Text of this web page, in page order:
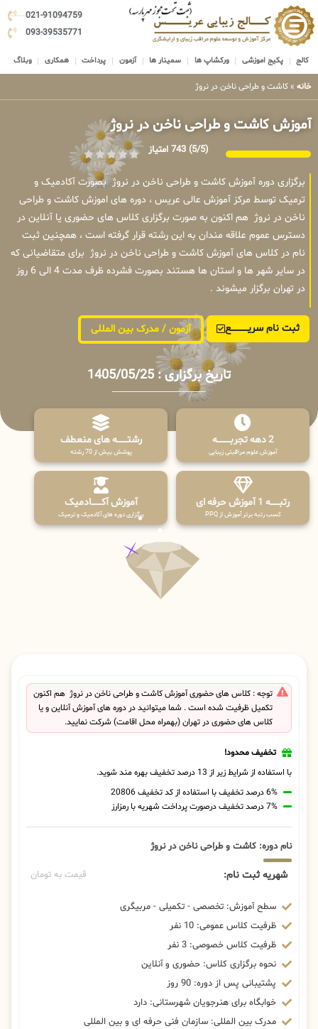
021-91094759
093-39535771
کالج پکیج اموزشی ورکشاپ ها سمینار ها آزمون پرداخت همکاری وبلاگ
خانه » کاشت و طراحی ناخن در نروژ
آموزش کاشت و طراحی ناخن در نروژ
(5/5) 743 امتیاز
برگزاری دوره آموزش کاشت و طراحی ناخن در نروژ بصورت آکادمیک و
ترمیک توسط مرکز آموزش عالی عریس ، دوره های اموزش کاشت و طراحی
ناخن در نروژ هم اکنون به صورت برگزاری کلاس های حضوری یا آنلاین در
دسترس عموم علاقه مندان به این رشته قرار گرفته است ، همچنین ثبت
نام در کلاس های آموزش کاشت و طراحی ناخن در نروژ برای متقاضیانی که
در سایر شهر ها و استان ها هستند بصورت فشرده ظرف مدت 4 الی 6 روز
در تهران برگزار میشوند .
ثبت نام سریــــــــــــع آزمون / مدرک بین المللی
تاریخ برگزاری : 1405/05/25
2 دهه تجربـــــــــه
آموزش علوم مراقبتی زیبایی
رشتـــــــه های منعطف
پوشش بیش از 70 رشته
رتبــــــه 1 آموزش حرفه ای
کسب رتبه برتر آموزش از PPQ
آموزش آکـــــــادمیک
برگزاری دوره های آکادمیک و ترمیک
توجه : کلاس های حضوری آموزش کاشت و طراحی ناخن در نروژ هم اکنون
تکمیل ظرفیت شده است . شما میتوانید در دوره های آموزش آنلاین و یا
کلاس های حضوری در تهران (بهمراه محل اقامت) شرکت نمایید.
تخفیف محدود!
با استفاده از شرایط زیر از 13 درصد تخفیف بهره مند شوید.
6% درصد تخفیف با استفاده از کد تخفیف 20806
7% درصد تخفیف درصورت پرداخت شهریه با رمزارز
نام دوره: کاشت و طراحی ناخن در نروژ
شهریه ثبت نام: قیمت به تومان
سطح آموزش: تخصصی - تکمیلی - مربیگری
ظرفیت کلاس عمومی: 10 نفر
ظرفیت کلاس خصوصی: 3 نفر
نحوه برگزاری کلاس: حضوری و آنلاین
پشتیبانی پس از دوره: 90 روز
خوابگاه برای هنرجویان شهرستانی: دارد
مدرک بین المللی: سازمان فنی حرفه ای و بین المللی